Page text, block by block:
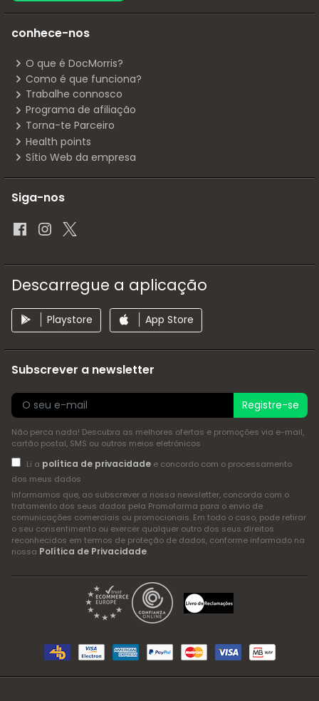
conhece-nos
O que é DocMorris?
Como é que funciona?
Trabalhe connosco
Programa de afiliação
Torna-te Parceiro
Health points
Sítio Web da empresa
Siga-nos
Descarregue a aplicação
Playstore App Store
Subscrever a newsletter
Registre-se
Não perca nada! Descubra as melhores ofertas e promoções via e-mail,
cartão postal, SMS ou outros meios eletrónicos
Li a política de privacidadee concordo com o processamento
dos meus dados
Informamos que, ao subscrever a nossa newsletter, concorda com o
tratamento dos seus dados pela Promofarma para o envio de
comunicações comerciais ou promocionais. Em todo o caso, pode retirar
o seu consentimento ou exercer qualquer outro dos seus direitos
reconhecidos em termos de proteção de dados, conforme informado na
nossa Política de Privacidade.